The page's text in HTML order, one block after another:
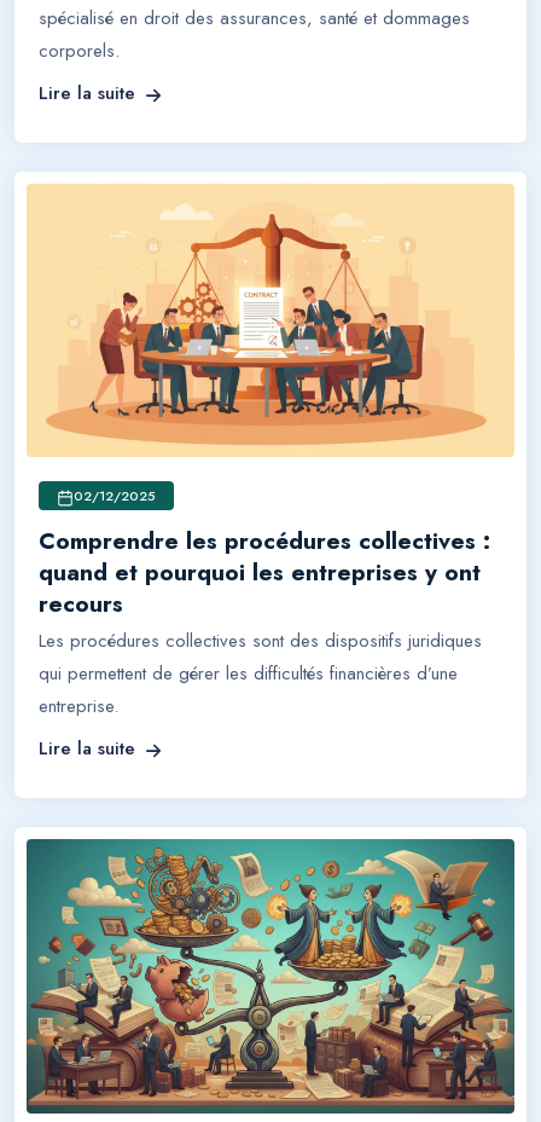
spécialisé en droit des assurances, santé et dommages
corporels.
Lire la suite
02/12/2025
Comprendre les procédures collectives :
quand et pourquoi les entreprises y ont
recours
Les procédures collectives sont des dispositifs juridiques
qui permettent de gérer les difficultés financières d’une
entreprise.
Lire la suite